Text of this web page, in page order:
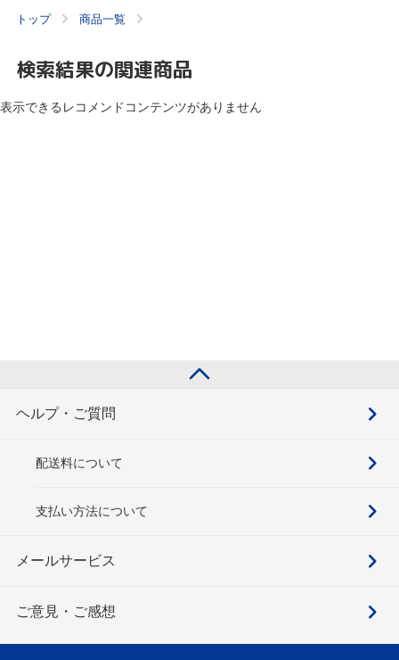
トップ 商品一覧
検索結果の関連商品
表示できるレコメンドコンテンツがありません
ヘルプ・ご質問
配送料について
支払い方法について
メールサービス
ご意見・ご感想